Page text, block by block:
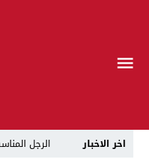
اخر الاخبار الرجل